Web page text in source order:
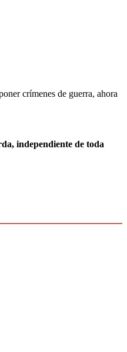
crímenes de guerra, ahora
independiente de toda